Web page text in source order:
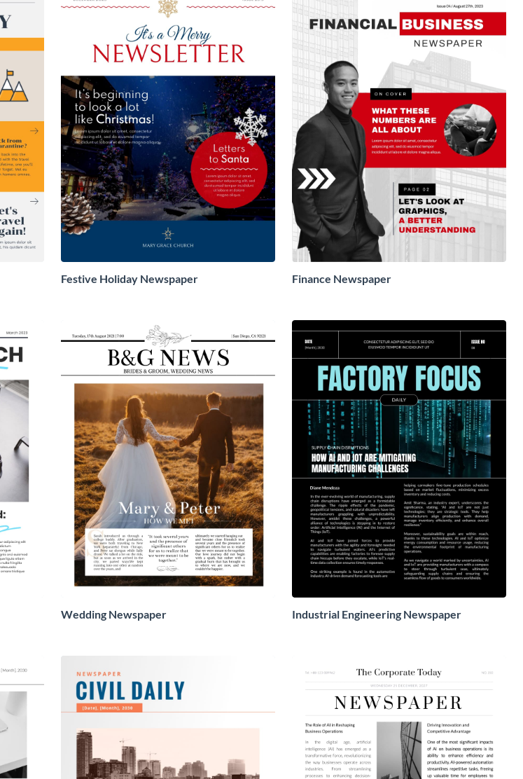
Festive Holiday Newspaper Finance Newspaper
Wedding Newspaper Industrial Engineering Newspaper